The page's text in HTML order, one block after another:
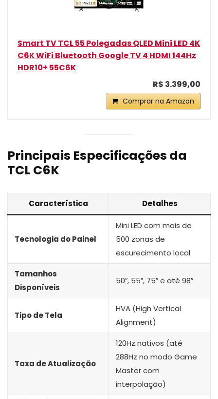
Smart TV TCL 55 Polegadas QLED Mini LED 4K
C6K WiFi Bluetooth Google TV 4 HDMI 144Hz
HDR10+ 55C6K
R$ 3.399,00
Comprar na Amazon
Principais Especificações da
TCL C6K
Característica Detalhes
Tecnologia do Painel
Mini LED com mais de
500 zonas de
escurecimento local
Tamanhos
Disponíveis
50″, 55″, 75″ e até 98″
Tipo de Tela
HVA (High Vertical
Alignment)
Taxa de Atualização
120Hz nativos (até
288Hz no modo Game
Master com
interpolação)